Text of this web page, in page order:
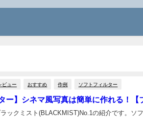
ビュー おすすめ 作例 ソフトフィルター
ー】シネマ風写真は簡単に作れる！【
ックミスト(BLACKMIST)No.1の紹介です。ソ